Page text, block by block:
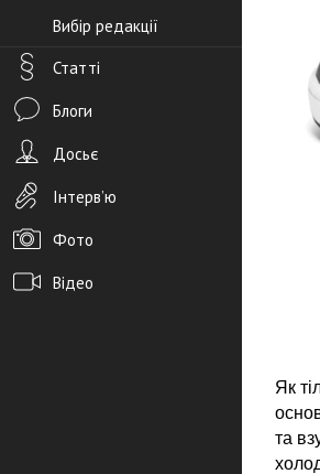
Вибір редакції
Статті
Блоги
Досьє
Інтерв’ю
Фото
Відео
Як
та